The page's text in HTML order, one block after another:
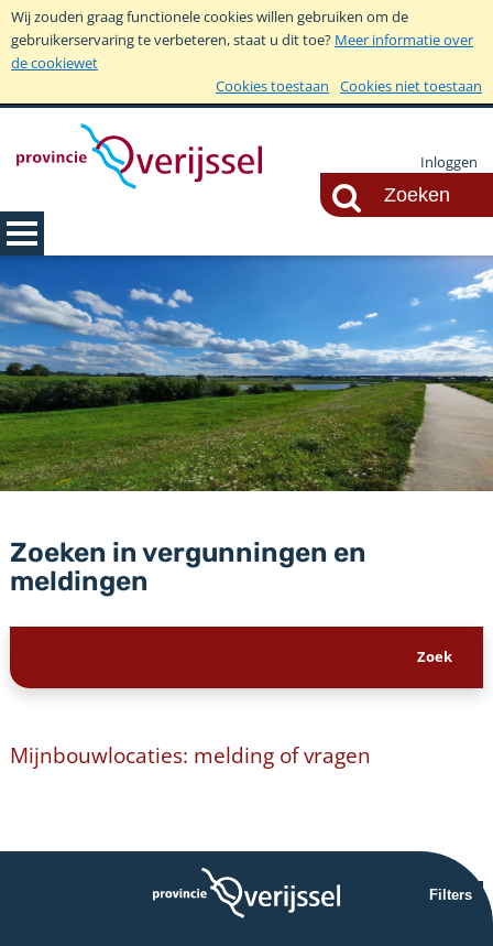
Wij zouden graag functionele cookies willen gebruiken om de
gebruikerservaring te verbeteren, staat u dit toe? Meer informatie over
de cookiewet
Cookies toestaan
Cookies niet toestaan
Inloggen
Zoeken in vergunningen en
meldingen
Mijnbouwlocaties: melding of vragen
Filters